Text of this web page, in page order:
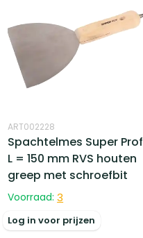
ART002228
Spachtelmes Super Prof
L = 150 mm RVS houten
greep met schroefbit
Voorraad: 3
Log in voor prijzen